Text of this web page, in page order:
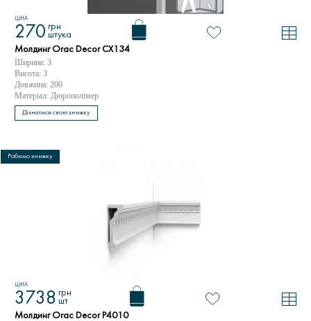
ЦІНА
270 грн
штука
Молдинг Orac Decor CX134
Ширина: 3
Висота: 3
Довжина: 200
Матеріал: Дюрополімер
Дізнатися свою знижку
ЦІНА
3738 грн
шт
Молдинг Orac Decor P4010
Робимо знижку